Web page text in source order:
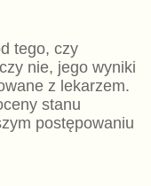
tego, czy
nie, jego wyniki
z lekarzem.
stanu
postępowaniu